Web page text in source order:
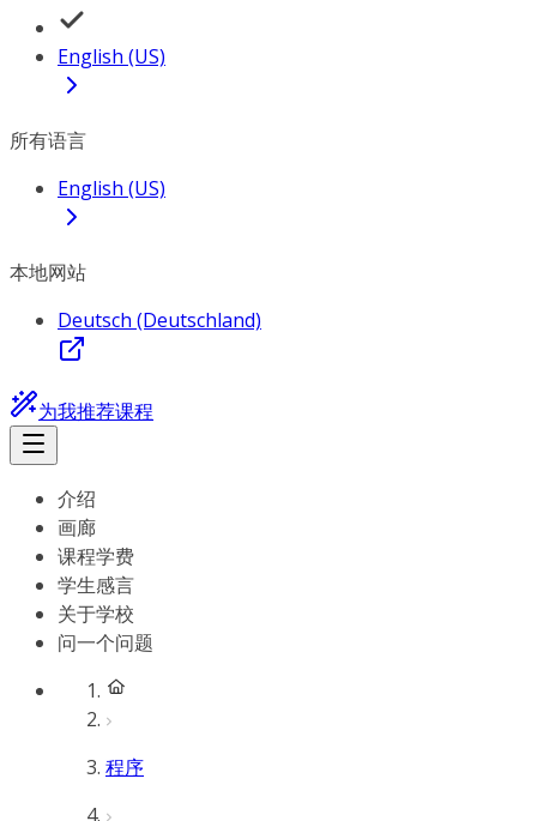
English (US)
所有语言
English (US)
本地网站
Deutsch (Deutschland)
为我推荐课程
介绍
画廊
课程学费
学生感言
关于学校
问一个问题
程序